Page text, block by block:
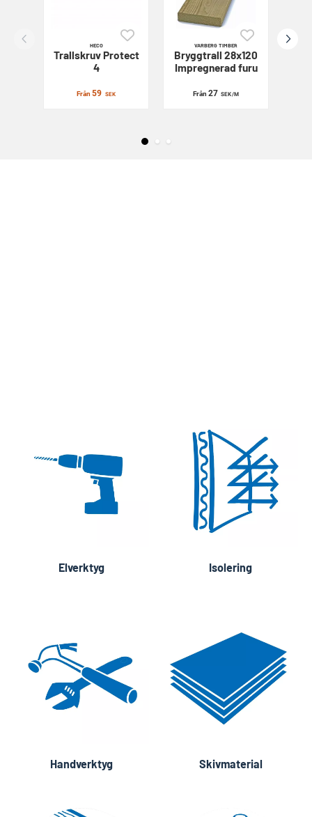
HECO
TrallskruvProtect
4
Från59 SEK
VARBERG TIMBER
Bryggtrall 28x120
Impregnerad furu
Från 27 SEK/M
Elverktyg Isolering
Handverktyg Skivmaterial